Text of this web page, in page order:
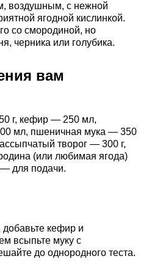
воздушным, с нежной
ягодной кислинкой.
со смородиной, но
черника или голубика.
вам
г, кефир — 250 мл,
мл, пшеничная мука — 350
творог — 300 г,
(или любимая ягода)
для подачи.
кефир и
всыпьте муку с
до однородного теста.